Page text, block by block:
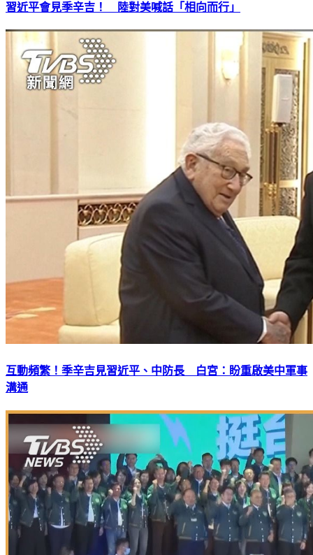
習近平會見季辛吉！ 陸對美喊話「相向而行」
互動頻繁！季辛吉見習近平、中防長 白宮：盼重啟美中軍事
溝通